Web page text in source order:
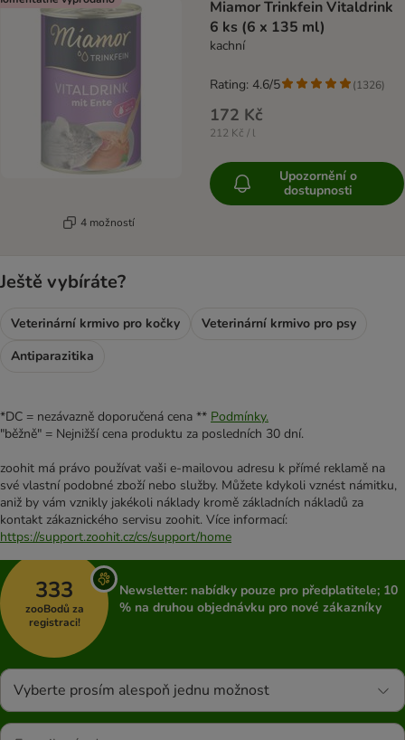
4 možností
Miamor Trinkfein Vitaldrink
6 ks (6 x 135 ml)
kachní
172 Kč
212 Kč / l
Rating: 4.6/5 (1326)
Upozornění o
dostupnosti
Ještě vybíráte?
Veterinární krmivo pro kočky
Veterinární krmivo pro psy
Antiparazitika
*DC = nezávazně doporučená cena ** Podmínky.
"běžně" = Nejnižší cena produktu za posledních 30 dní.
zoohit má právo používat vaši e-mailovou adresu k přímé reklamě na
své vlastní podobné zboží nebo služby. Můžete kdykoli vznést námitku,
aniž by vám vznikly jakékoli náklady kromě základních nákladů za
kontakt zákaznického servisu zoohit. Více informací:
https://support.zoohit.cz/cs/support/home
333
zooBodů za
registraci!
Newsletter: nabídky pouze pro předplatitele; 10
% na druhou objednávku pro nové zákazníky
Vyberte prosím alespoň jednu možnost